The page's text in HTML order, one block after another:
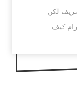
لكن
كيف